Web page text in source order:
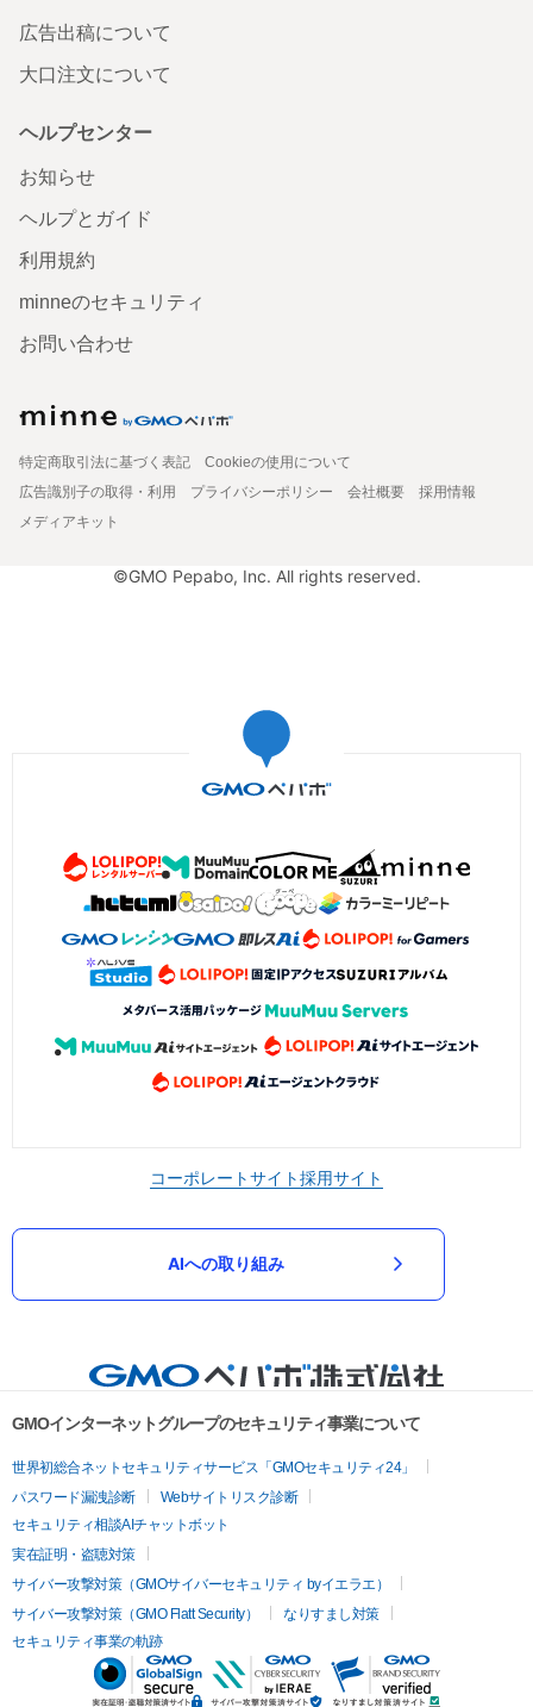
広告出稿について
大口注文について
ヘルプセンター
お知らせ
ヘルプとガイド
利用規約
minneのセキュリティ
お問い合わせ
特定商取引法に基づく表記
Cookieの使用について
広告識別子の取得・利用
プライバシーポリシー 会社概要
採用情報
メディアキット
©GMO Pepabo, Inc. All rights reserved.
コーポレートサイト採用サイト
AIへの取り組み
GMOインターネットグループのセキュリティ事業について
世界初総合ネットセキュリティサービス「GMOセキュリティ24」
パスワード漏洩診断
Webサイトリスク診断
セキュリティ相談AIチャットボット
実在証明・盗聴対策
サイバー攻撃対策（GMOサイバーセキュリティ byイエラエ）
サイバー攻撃対策（GMO Flatt Security）
なりすまし対策
セキュリティ事業の軌跡